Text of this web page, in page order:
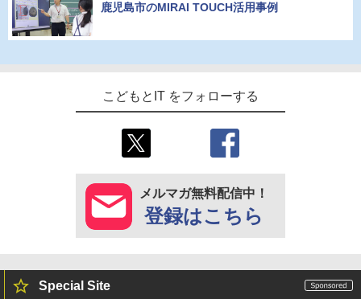
鹿児島市のMIRAI TOUCH活用事例
こどもとIT をフォローする
メルマガ無料配信中！
登録はこちら
Special Site